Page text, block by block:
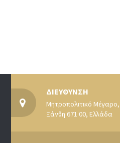
ΔΙΕΥΘΥΝΣΗ
Μητροπολιτικό Μέγαρο,
Ξάνθη 671 00, Ελλάδα